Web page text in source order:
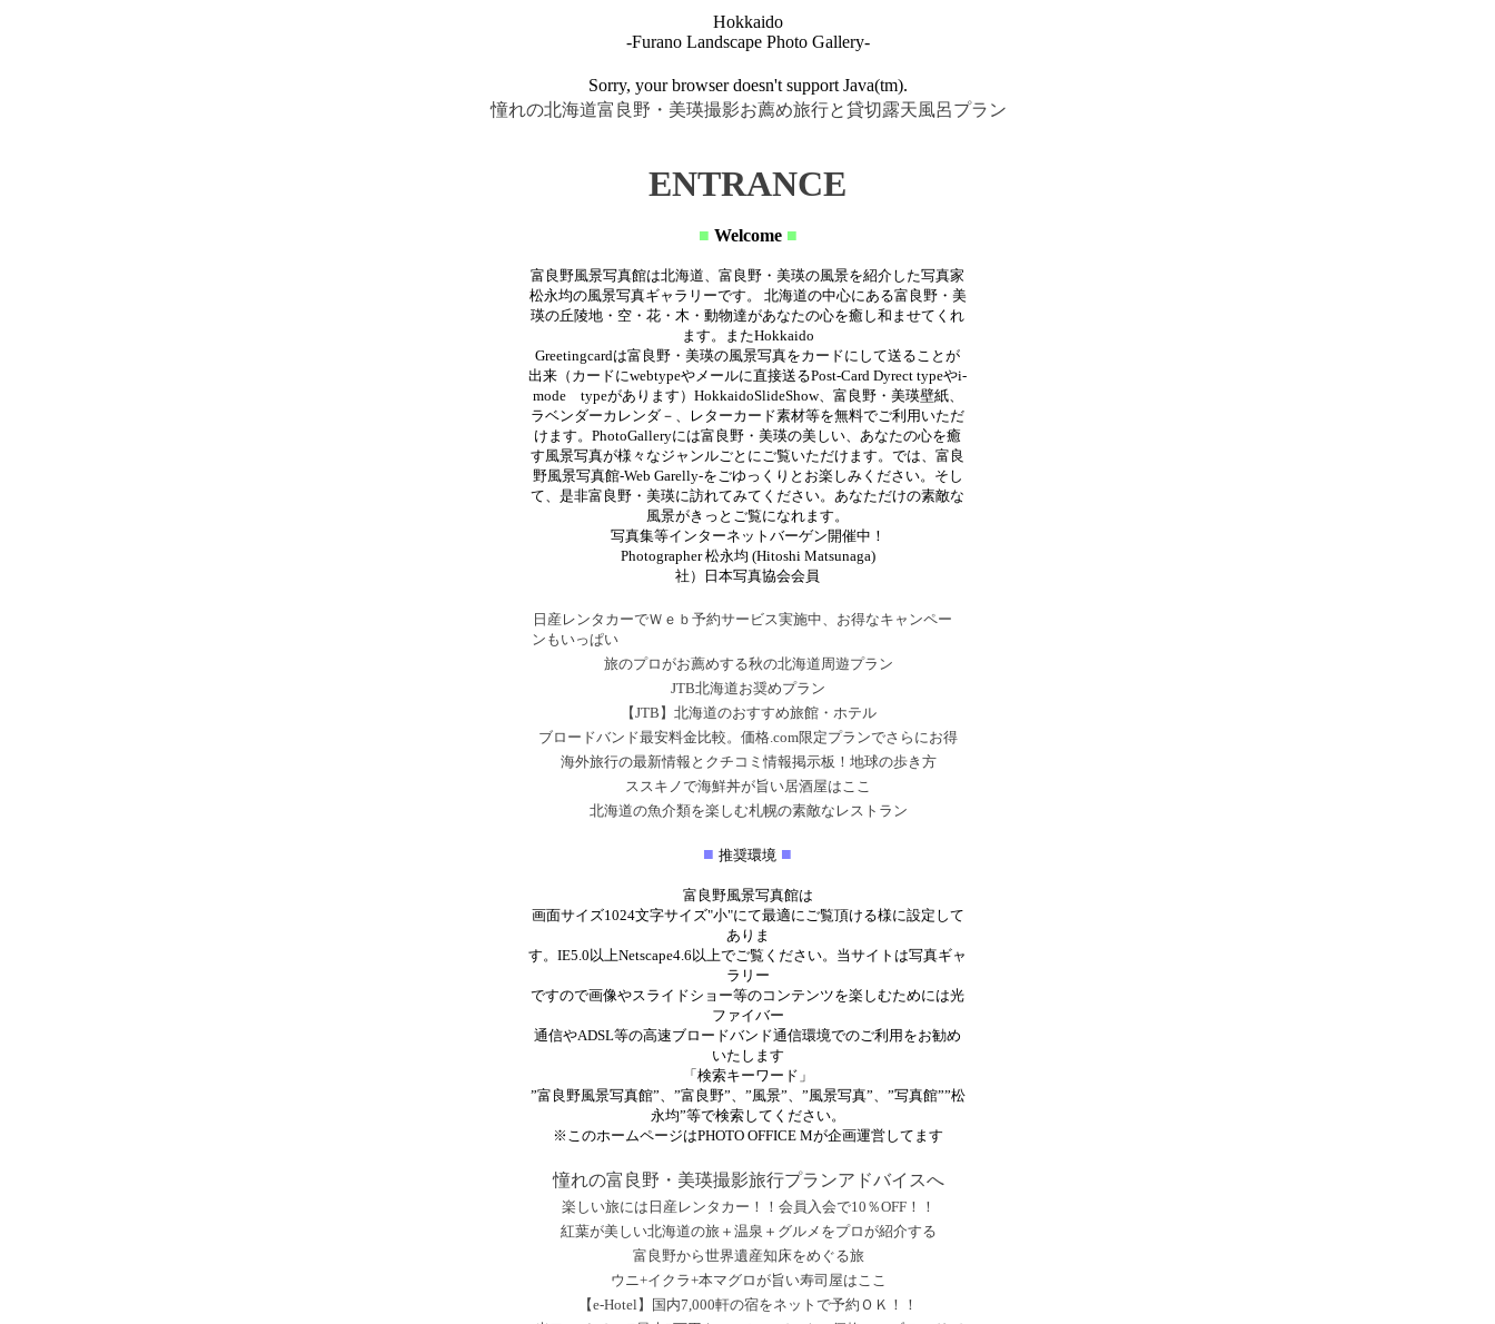
Hokkaido
-Furano Landscape Photo Gallery-
Sorry, your browser doesn't support Java(tm).
憧れの北海道富良野・美瑛撮影お薦め旅行と貸切露天風呂プラン
ENTRANCE
■ Welcome ■
富良野風景写真館は北海道、富良野・美瑛の風景を紹介した写真家
松永均の風景写真ギャラリーです。 北海道の中心にある富良野・美
瑛の丘陵地・空・花・木・動物達があなたの心を癒し和ませてくれ
ます。またHokkaido
Greetingcardは富良野・美瑛の風景写真をカードにして送ることが
出来（カードにwebtypeやメールに直接送るPost-Card Dyrect typeやi-
mode typeがあります）HokkaidoSlideShow、富良野・美瑛壁紙、
ラベンダーカレンダ－、レターカード素材等を無料でご利用いただ
けます。PhotoGalleryには富良野・美瑛の美しい、あなたの心を癒
す風景写真が様々なジャンルごとにご覧いただけます。 では、富良
野風景写真館-Web Garelly-をごゆっくりとお楽しみください。 そし
て、是非富良野・美瑛に訪れてみてください。あなただけの素敵な
風景がきっとご覧になれます。
写真集等インターネットバーゲン開催中！
Photographer 松永均 (Hitoshi Matsunaga)
社）日本写真協会会員
日産レンタカーでＷｅｂ予約サービス実施中、お得なキャンペー
ンもいっぱい
旅のプロがお薦めする秋の北海道周遊プラン
JTB北海道お奨めプラン
【JTB】北海道のおすすめ旅館・ホテル
ブロードバンド最安料金比較。価格.com限定プランでさらにお得
海外旅行の最新情報とクチコミ情報掲示板！地球の歩き方
ススキノで海鮮丼が旨い居酒屋はここ
北海道の魚介類を楽しむ札幌の素敵なレストラン
■ 推奨環境 ■
富良野風景写真館は
画面サイズ1024文字サイズ"小"にて最適にご覧頂ける様に設定して
ありま
す。 IE5.0以上Netscape4.6 以上でご覧ください。当サイトは写真ギャ
ラリー
ですので画像やスライドショー等のコンテンツを楽しむためには光
ファイバー
通信やADSL等の高速ブロードバンド通信環境でのご利用をお勧め
いたします
「検索キーワード」
”富良野風景写真館”、”富良野”、”風景”、”風景写真”、”写真館””松
永均”等で検索してください。
※このホームページはPHOTO OFFICE Mが企画運営してます
憧れの富良野・美瑛撮影旅行プランアドバイスへ
楽しい旅には日産レンタカー！！会員入会で10％OFF！！
紅葉が美しい北海道の旅＋温泉＋グルメをプロが紹介する
富良野から世界遺産知床をめぐる旅
ウニ+イクラ+本マグロが旨い寿司屋はここ
【e-Hotel】国内7,000軒の宿をネットで予約ＯＫ！！